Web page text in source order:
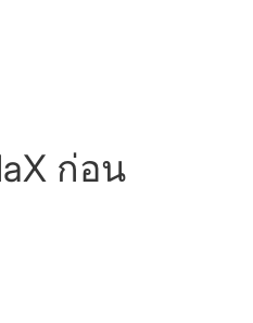
ก่อน